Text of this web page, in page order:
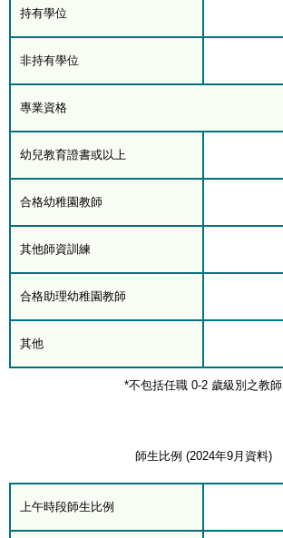
持有學位
非持有學位
專業資格
幼兒教育證書或以上
合格幼稚園教師
其他師資訓練
合格助理幼稚園教師
其他
*不包括任職 0-2 歲級別之教師
師生比例 (2024年9月資料)
上午時段師生比例